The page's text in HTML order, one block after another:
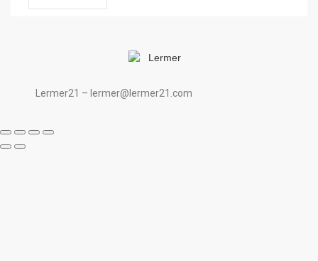
Lermer21 – lermer@lermer21.com